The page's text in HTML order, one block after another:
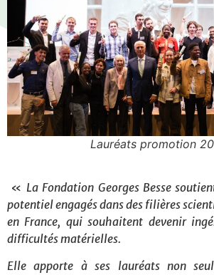
Lauréats promotion
« La Fondation Georges Besse
potentiel engagés dans des filières
en France, qui souhaitent devenir
difficultés matérielles.
Elle apporte à ses lauréats non